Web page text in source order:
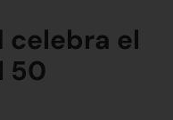
celebra el
50